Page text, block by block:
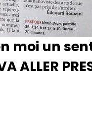
moi un
ALLER